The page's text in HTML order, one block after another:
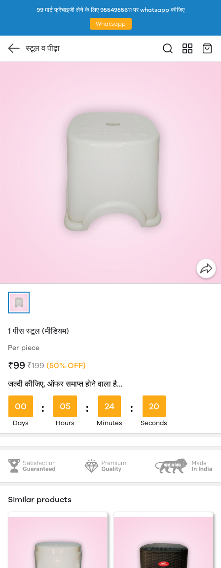
99 मार्ट फ्रेंचाइजी लेने के लिए 9554955611 पर whatsapp कीजिए
Whatsapp
स्टूल व पीढ़ा
1 पीस स्टूल (मीडियम)
Per piece
₹99 ₹199 (50% OFF)
जल्दी कीजिए, ऑफर समाप्त होने वाला है...
00
Days
: 05
Hours
: 24
Minutes
: 20
Seconds
Similar products